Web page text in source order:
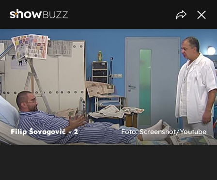
Filip Šovagović - 2 Foto: Screenshot/Youtube